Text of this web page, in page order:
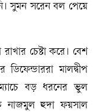
সুমন সরেন বল পেয়ে
চেষ্টা করে। বেশ
মালদ্বীপ
বড় ধরনের ভুল
নাজমুল হুদা ফয়সাল